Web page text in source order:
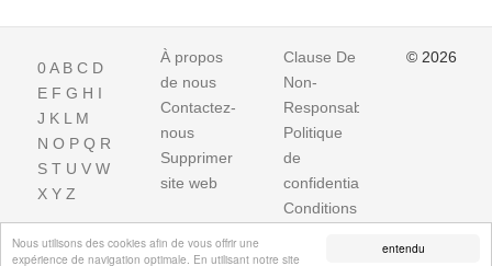
entendu
Nous utilisons des cookies afin de vous offrir une
expérience de navigation optimale. En utilisant notre site
0A B C D
E F G H I
J K L M
N O P Q R
S T U V W
X Y Z
À propos
de nous
Contactez-
nous
Supprimer
site web
Clause De
Non-
Responsabilite
Politique
de
confidentialité
Conditions
© 2026